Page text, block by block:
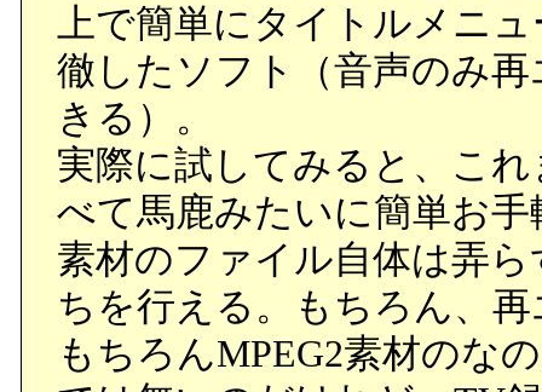
上で簡単にタイトルメニ
徹したソフト（音声のみ
きる）。
実際に試してみると、こ
べて馬鹿みたいに簡単お
素材のファイル自体は弄
ちを行える。もちろん、
もちろんMPEG2素材のな